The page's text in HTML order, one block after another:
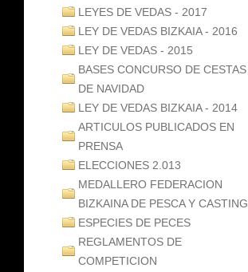
LEYES DE VEDAS - 2017
LEY DE VEDAS BIZKAIA - 2016
LEY DE VEDAS - 2015
BASES CONCURSO DE CESTAS
DE NAVIDAD
LEY DE VEDAS BIZKAIA - 2014
ARTICULOS PUBLICADOS EN
PRENSA
ELECCIONES 2.013
MEDALLERO FEDERACION
BIZKAINA DE PESCA Y CASTING
ESPECIES DE PECES
REGLAMENTOS DE
COMPETICION